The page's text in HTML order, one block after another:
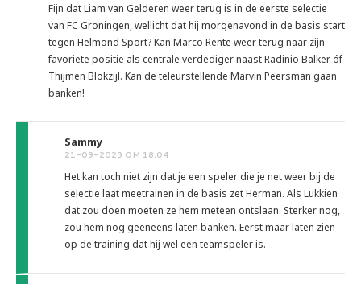
Fijn dat Liam van Gelderen weer terug is in de eerste selectie
van FC Groningen, wellicht dat hij morgenavond in de basis start
tegen Helmond Sport? Kan Marco Rente weer terug naar zijn
favoriete positie als centrale verdediger naast Radinio Balker óf
Thijmen Blokzijl. Kan de teleurstellende Marvin Peersman gaan
banken!
Sammy
21-09-2023 OM 18:04
Het kan toch niet zijn dat je een speler die je net weer bij de
selectie laat meetrainen in de basis zet Herman. Als Lukkien
dat zou doen moeten ze hem meteen ontslaan. Sterker nog,
zou hem nog geeneens laten banken. Eerst maar laten zien
op de training dat hij wel een teamspeler is.